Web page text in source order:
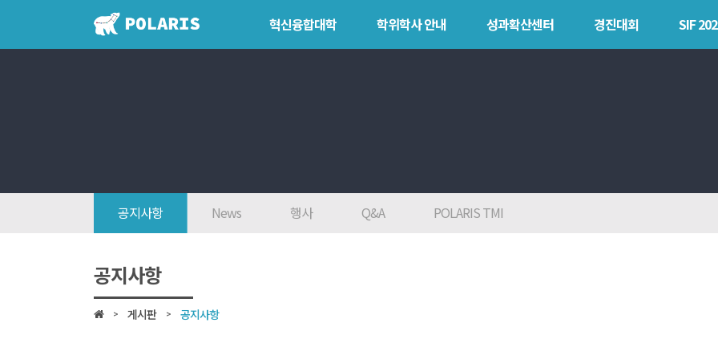
혁신융합대학 학위학사 안내 성과확산센터 경진대회 SIF
오시는 길
공지사항 News 행사 Q&A POLARIS TMI
공지사항
게시판 공지사항